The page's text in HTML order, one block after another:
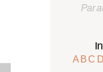
Par
A BC D